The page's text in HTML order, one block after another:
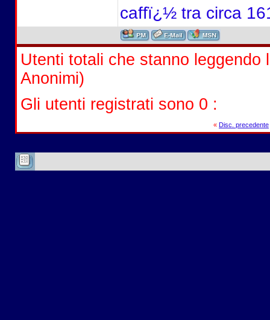
caffï¿½ tra circa
Utenti totali che stanno
Anonimi)
Gli utenti registrati sono 0 :
« Disc. precedente